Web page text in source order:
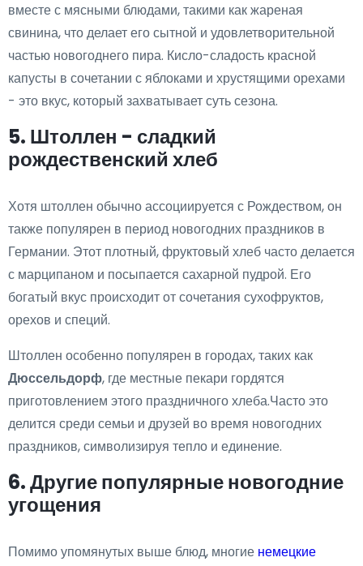
вместе с мясными блюдами, такими как жареная
свинина, что делает его сытной и удовлетворительной
частью новогоднего пира. Кисло-сладость красной
капусты в сочетании с яблоками и хрустящими орехами
- это вкус, который захватывает суть сезона.
5. Штоллен - сладкий
рождественский хлеб
Хотя штоллен обычно ассоциируется с Рождеством, он
также популярен в период новогодних праздников в
Германии. Этот плотный, фруктовый хлеб часто делается
с марципаном и посыпается сахарной пудрой. Его
богатый вкус происходит от сочетания сухофруктов,
орехов и специй.
Штоллен особенно популярен в городах, таких как
Дюссельдорф, где местные пекари гордятся
приготовлением этого праздничного хлеба.Часто это
делится среди семьи и друзей во время новогодних
праздников, символизируя тепло и единение.
6. Другие популярные новогодние
угощения
Помимо упомянутых выше блюд, многие немецкие